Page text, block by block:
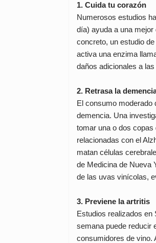
1. Cuida tu corazón
Numerosos estudios
día) ayuda a una
concreto, un estudio
activa una enzima
daños adicionales a
2. Retrasa la
El consumo moderado
demencia. Una
tomar una o dos
relacionadas con el
matan células
de Medicina de Nueva
de las uvas vinícolas,
3. Previene la artritis
Estudios realizados en
semana puede reducir
consumidores de vino.